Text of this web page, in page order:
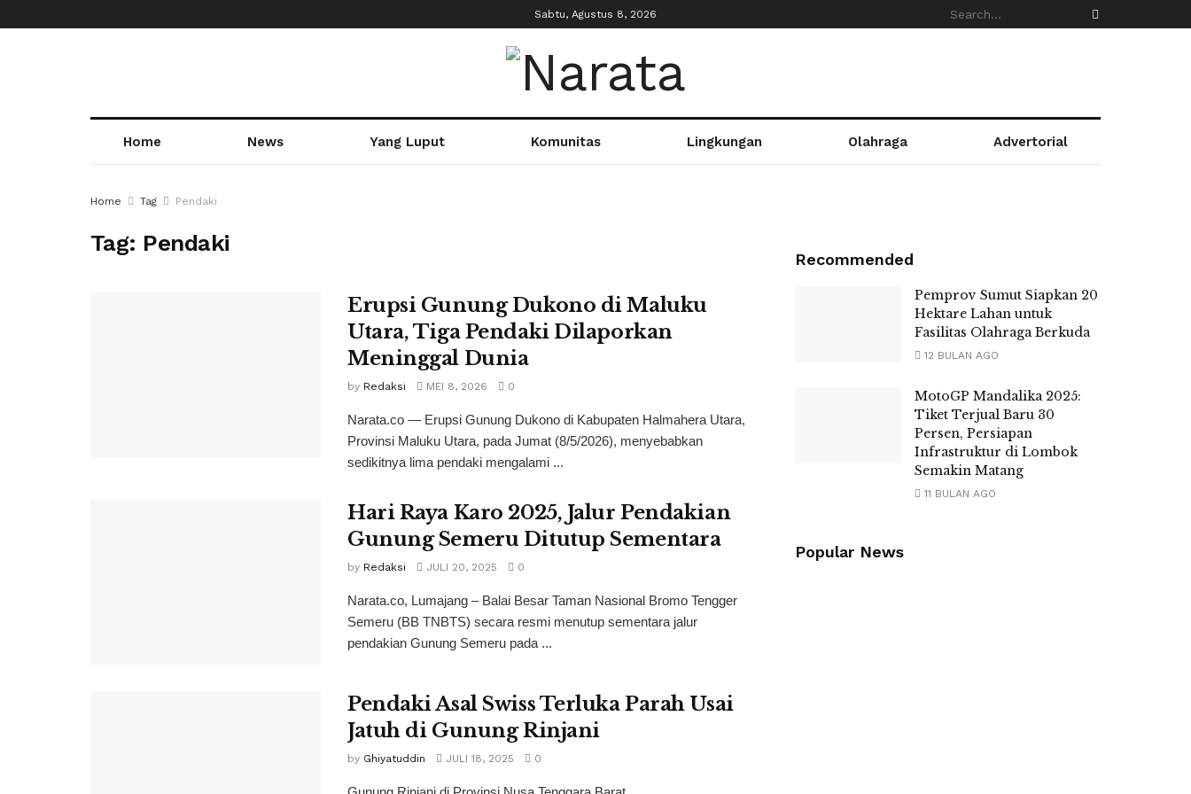
Sabtu, Agustus 8, 2026
Home News Yang Luput Komunitas Lingkungan Olahraga Advertorial
Home Tag Pendaki
Tag: Pendaki
Erupsi Gunung Dukono di Maluku
Utara, Tiga Pendaki Dilaporkan
Meninggal Dunia
by Redaksi MEI 8, 2026 0
Narata.co — Erupsi Gunung Dukono di Kabupaten Halmahera Utara,
Provinsi Maluku Utara, pada Jumat (8/5/2026), menyebabkan
sedikitnya lima pendaki mengalami ...
Hari Raya Karo 2025, Jalur Pendakian
Gunung Semeru Ditutup Sementara
by Redaksi JULI 20, 2025 0
Narata.co, Lumajang – Balai Besar Taman Nasional Bromo Tengger
Semeru (BB TNBTS) secara resmi menutup sementara jalur
pendakian Gunung Semeru pada ...
Pendaki Asal Swiss Terluka Parah Usai
Jatuh di Gunung Rinjani
by Ghiyatuddin JULI 18, 2025 0
Recommended
Pemprov Sumut Siapkan 20
Hektare Lahan untuk
Fasilitas Olahraga Berkuda
12 BULAN AGO
MotoGP Mandalika 2025:
Tiket Terjual Baru 30
Persen, Persiapan
Infrastruktur di Lombok
Semakin Matang
11 BULAN AGO
Popular News